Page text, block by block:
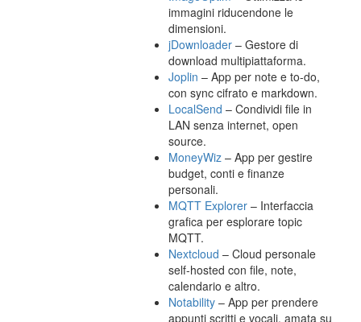
immagini riducendone le
dimensioni.
jDownloader – Gestore di
download multipiattaforma.
Joplin – App per note e to-do,
con sync cifrato e markdown.
LocalSend – Condividi file in
LAN senza internet, open
source.
MoneyWiz – App per gestire
budget, conti e finanze
personali.
MQTT Explorer – Interfaccia
grafica per esplorare topic
MQTT.
Nextcloud – Cloud personale
self-hosted con file, note,
calendario e altro.
Notability – App per prendere
appunti scritti e vocali, amata su